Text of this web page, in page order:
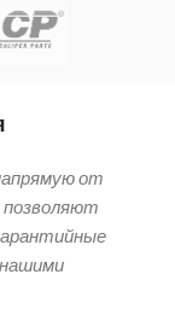
от
позволяют